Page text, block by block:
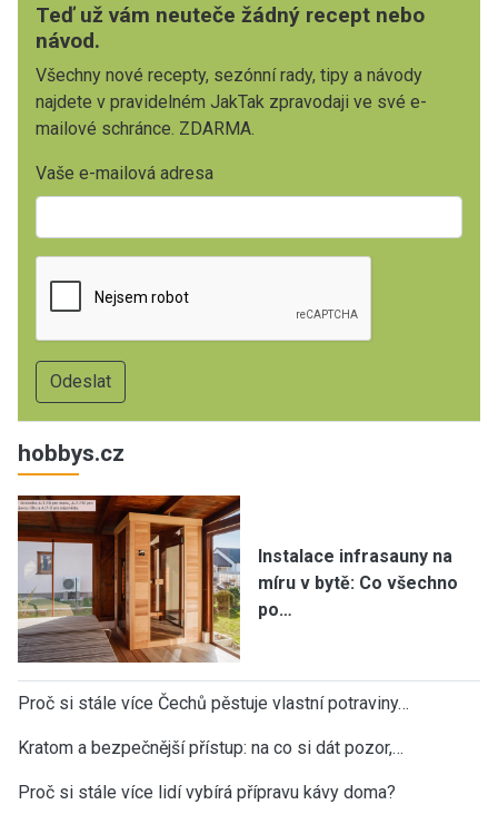
Teď už vám neuteče žádný recept nebo
návod.
Všechny nové recepty, sezónní rady, tipy a návody
najdete v pravidelném JakTak zpravodaji ve své e-
mailové schránce. ZDARMA.
Vaše e-mailová adresa
hobbys.cz
Instalace infrasauny na
míru v bytě: Co všechno
po…
Proč si stále více Čechů pěstuje vlastní potraviny…
Kratom a bezpečnější přístup: na co si dát pozor,…
Proč si stále více lidí vybírá přípravu kávy doma?